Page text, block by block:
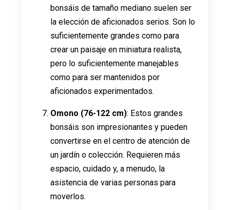
bonsáis de tamaño mediano suelen ser
la elección de aficionados serios. Son lo
suficientemente grandes como para
crear un paisaje en miniatura realista,
pero lo suficientemente manejables
como para ser mantenidos por
aficionados experimentados.
Omono (76-122 cm): Estos grandes
bonsáis son impresionantes y pueden
convertirse en el centro de atención de
un jardín o colección. Requieren más
espacio, cuidado y, a menudo, la
asistencia de varias personas para
moverlos.